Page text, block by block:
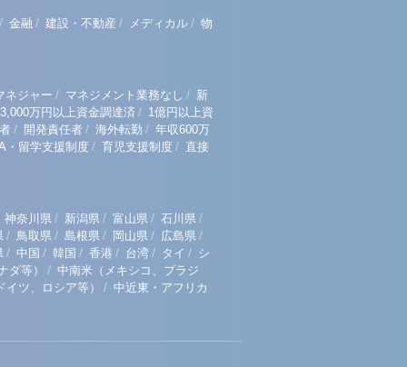
/ 金融 / 建設・不動産 / メディカル / 物
ネジャー / マネジメント業務なし / 新
3,000万円以上資金調達済 / 1億円以上資
/ 開発責任者 / 海外転勤 / 年収600万
・留学支援制度 / 育児支援制度 / 直接
神奈川県 / 新潟県 / 富山県 / 石川県 /
/ 鳥取県 / 島根県 / 岡山県 / 広島県 /
/ 中国 / 韓国 / 香港 / 台湾 / タイ / シ
ダ等）
/ 中南米（メキシコ、ブラジ
ツ、ロシア等）
/ 中近東・アフリカ